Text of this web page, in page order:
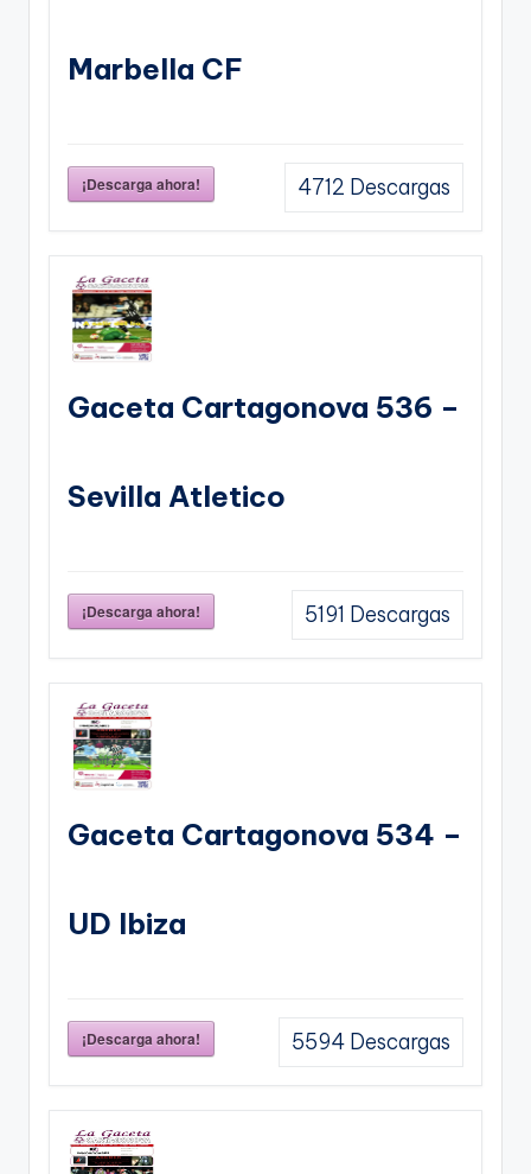
Marbella CF
¡Descarga ahora! 4712 Descargas
Gaceta Cartagonova 536 –
Sevilla Atletico
¡Descarga ahora! 5191 Descargas
Gaceta Cartagonova 534 –
UD Ibiza
¡Descarga ahora! 5594 Descargas